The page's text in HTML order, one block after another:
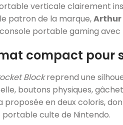
verticale clairement
patron de la marque,Arthur
portable gaming avec
compact pour
Blockreprend une
boutons physiques,
proposée en deux coloris,
portable culte de Nintendo.